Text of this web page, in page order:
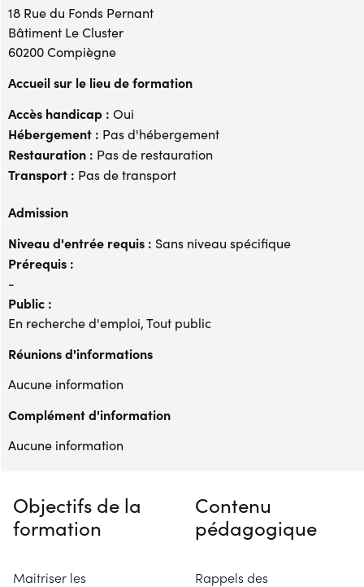
18 Rue du Fonds Pernant
Bâtiment Le Cluster
60200 Compiègne
Accueil sur le lieu de formation
Accès handicap : Oui
Hébergement : Pas d'hébergement
Restauration : Pas de restauration
Transport : Pas de transport
Admission
Niveau d'entrée requis : Sans niveau spécifique
Prérequis :
-
Public :
En recherche d'emploi, Tout public
Réunions d'informations
Aucune information
Complément d'information
Aucune information
Objectifs de la
formation
Maitriser les
Contenu
pédagogique
Rappels des